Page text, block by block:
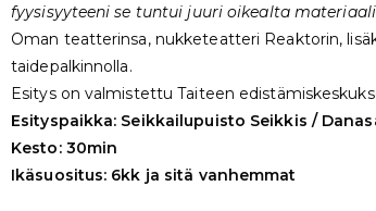
fyysisyyteeni se tuntui juuri oikealta
Oman teatterinsa, nukketeatteri Reaktorin,
taidepalkinnolla.
Esitys on valmistettu Taiteen
Esityspaikka: Seikkailupuisto Seikkis /
Kesto: 30min
Ikäsuositus: 6kk ja sitä vanhemmat